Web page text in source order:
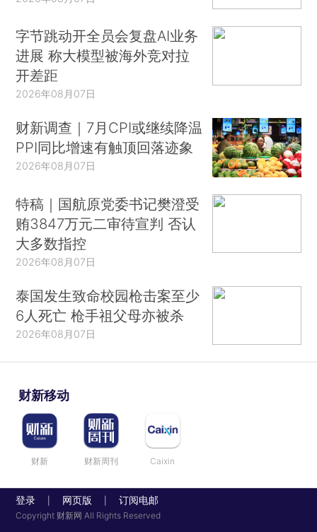
字节跳动开全员会复盘AI业务
进展 称大模型被海外竞对拉
开差距
2026年08月07日
财新调查｜7月CPI或继续降温
PPI同比增速有触顶回落迹象
2026年08月07日
特稿｜国航原党委书记樊澄受
贿3847万元二审待宣判 否认
大多数指控
2026年08月07日
泰国发生致命校园枪击案至少
6人死亡 枪手祖父母亦被杀
2026年08月07日
财新移动
财新 财新周刊 Caixin
登录 网页版 订阅电邮
Copyright 财新网 All Rights Reserved